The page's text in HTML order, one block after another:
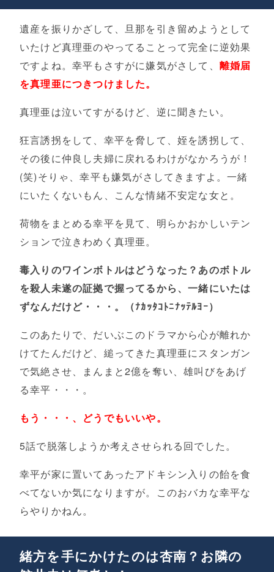
遺産を振りかざして、旦那を引き留めようとして
いたけど真理亜のやってることって完全に逆効果
ですよね。幸平もさすがに嫌気がさして、 離婚届
を真理亜につきつけました。
真理亜は泣いてすがるけど、逆に聞きたい。
狂言誘拐をして、幸平を脅して、姪を誘拐して、
その後に仲良し夫婦に戻れるわけがなかろうが！
(笑)そりゃ、幸平も嫌気がさしてきますよ。一緒
にいたくないもん、こんな情緒不安定な女と。
荷物をまとめる幸平を見て、明らかおかしいテン
ションで泣きわめく真理亜。
毒入りのワインボトルはどうなった？あのボトル
を殺人未遂の証拠で握ってるから、一緒にいたは
ずなんだけど・・・。（ﾅｶｯﾀｺﾄﾆﾅｯﾃﾙﾖｰ）
このあたりで、だいぶこのドラマから心が離れか
けてたんだけど、縋ってきた真理亜にスタンガン
で気絶させ、まんまと2億を奪い、雄叫びをあげ
る幸平・・・。
もう・・・、どうでもいいや。
5話で脱落しようか考えさせられる回でした。
幸平が家に置いてあったアドキシン入りの飴を食
べてないか気になりますが。このおバカな幸平な
らやりかねん。
緒方を手にかけたのは杏南？お隣の